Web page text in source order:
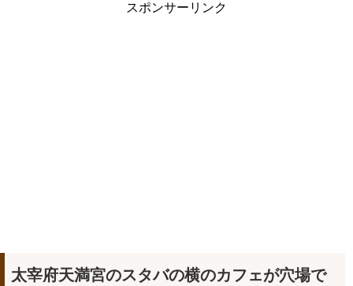
スポンサーリンク
太宰府天満宮のスタバの横のカフェが穴場で